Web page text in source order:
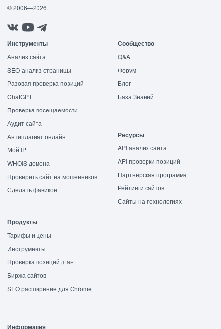
© 2006—2026
Инструменты
Анализ сайта
SEO-анализ страницы
Разовая проверка позиций
ChatGPT
Проверка посещаемости
Аудит сайта
Антиплагиат онлайн
Мой IP
WHOIS домена
Проверить сайт на мошенников
Сделать фавикон
Сообщество
Q&A
Форум
Блог
База Знаний
Ресурсы
API анализ сайта
API проверки позиций
Партнёрская программа
Рейтинги сайтов
Сайты на технологиях
Продукты
Тарифы и цены
Инструменты
Проверка позиций (LINE)
Биржа сайтов
SEO расширение для Chrome
Информация